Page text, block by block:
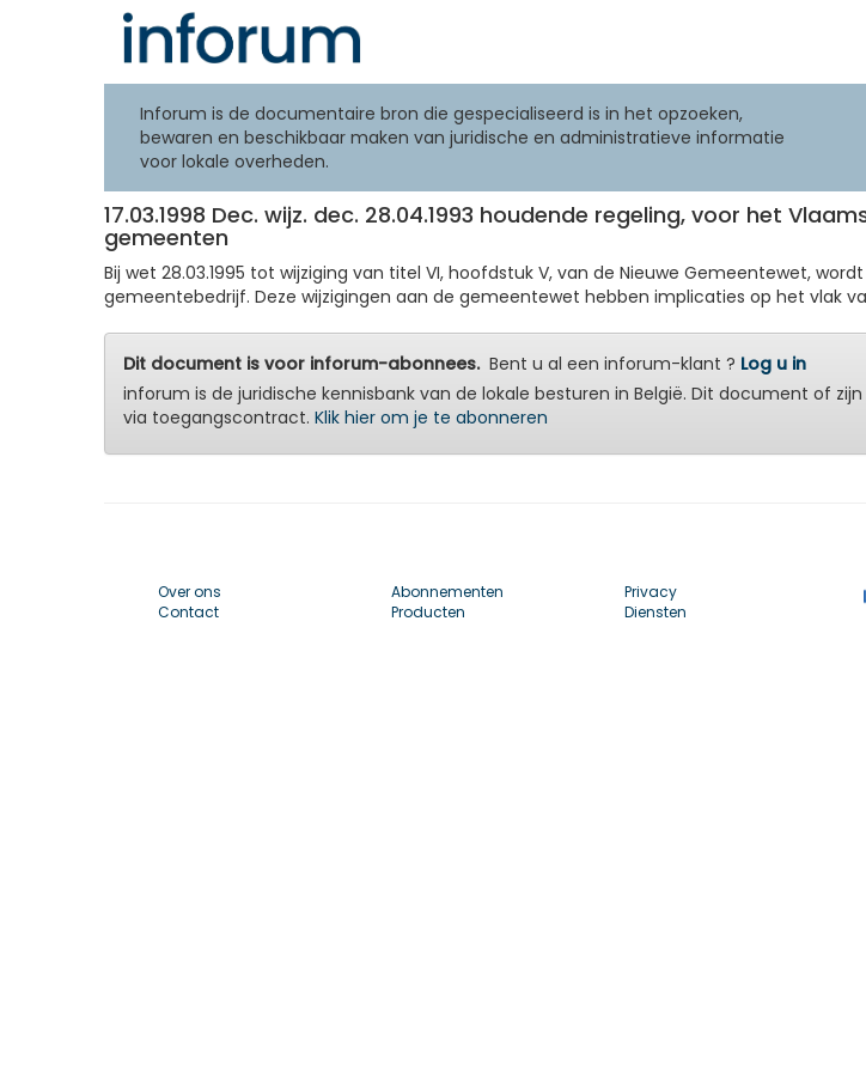
Inforum is de documentaire bron die gespecialiseerd is in het opzoeken,
bewaren en beschikbaar maken van juridische en administratieve informatie
voor lokale overheden.
17.03.1998 Dec. wijz. dec. 28.04.1993 houdende regeling, voor het
gemeenten
Bij wet 28.03.1995 tot wijziging van titel VI, hoofdstuk V, van de Nieuwe Gemeentewet,
gemeentebedrijf. Deze wijzigingen aan de gemeentewet hebben implicaties op het vlak
Dit document is voor inforum-abonnees.Bent u al een inforum-klant ? Log u in
inforum is de juridische kennisbank van de lokale besturen in België. Dit document of
via toegangscontract. Klik hier om je te abonneren
Over ons
Contact
Abonnementen
Producten
Privacy
Diensten